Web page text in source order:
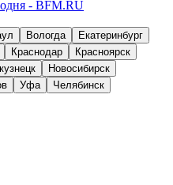
Вологда
Екатеринбург
Краснодар
Красноярск
Новосибирск
Уфа
Челябинск